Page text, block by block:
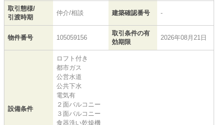
取引態様/
引渡時期
仲介/相談 建築確認番号 -
物件番号 105059156
取引条件の有
効期限
2026年08月21日
設備条件
ロフト付き
都市ガス
公営水道
公共下水
電気有
２面バルコニー
３面バルコニー
食器洗い乾燥機